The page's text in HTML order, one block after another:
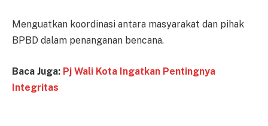
Menguatkan koordinasi antara masyarakat dan pihak
BPBD dalam penanganan bencana.
Baca Juga: Pj Wali Kota Ingatkan Pentingnya
Integritas